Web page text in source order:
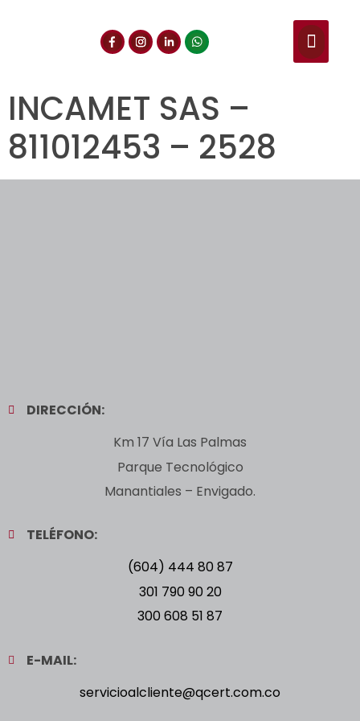
INCAMET SAS –
811012453 – 2528
DIRECCIÓN:
Km 17 Vía Las Palmas
Parque Tecnológico
Manantiales – Envigado.
TELÉFONO:
(604) 444 80 87
301 790 90 20
300 608 51 87
E-MAIL:
servicioalcliente@qcert.com.co